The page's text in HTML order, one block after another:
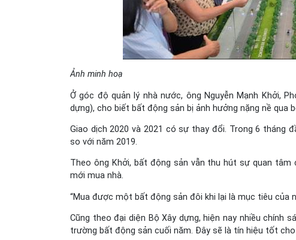
Ảnh minh hoạ
Ở góc độ quản lý nhà nước, ông Nguyễn Mạnh Khởi,
dựng), cho biết bất động sản bị ảnh hưởng nặng nề qua
Giao dịch 2020 và 2021 có sự thay đổi. Trong 6 tháng
so với năm 2019.
Theo ông Khởi, bất động sản vẫn thu hút sự quan
mới mua nhà.
“Mua được một bất động sản đôi khi lại là mục tiêu của
Cũng theo đại diện Bộ Xây dựng, hiện nay nhiều
trường bất động sản cuối năm. Đây sẽ là tín hiệu tốt